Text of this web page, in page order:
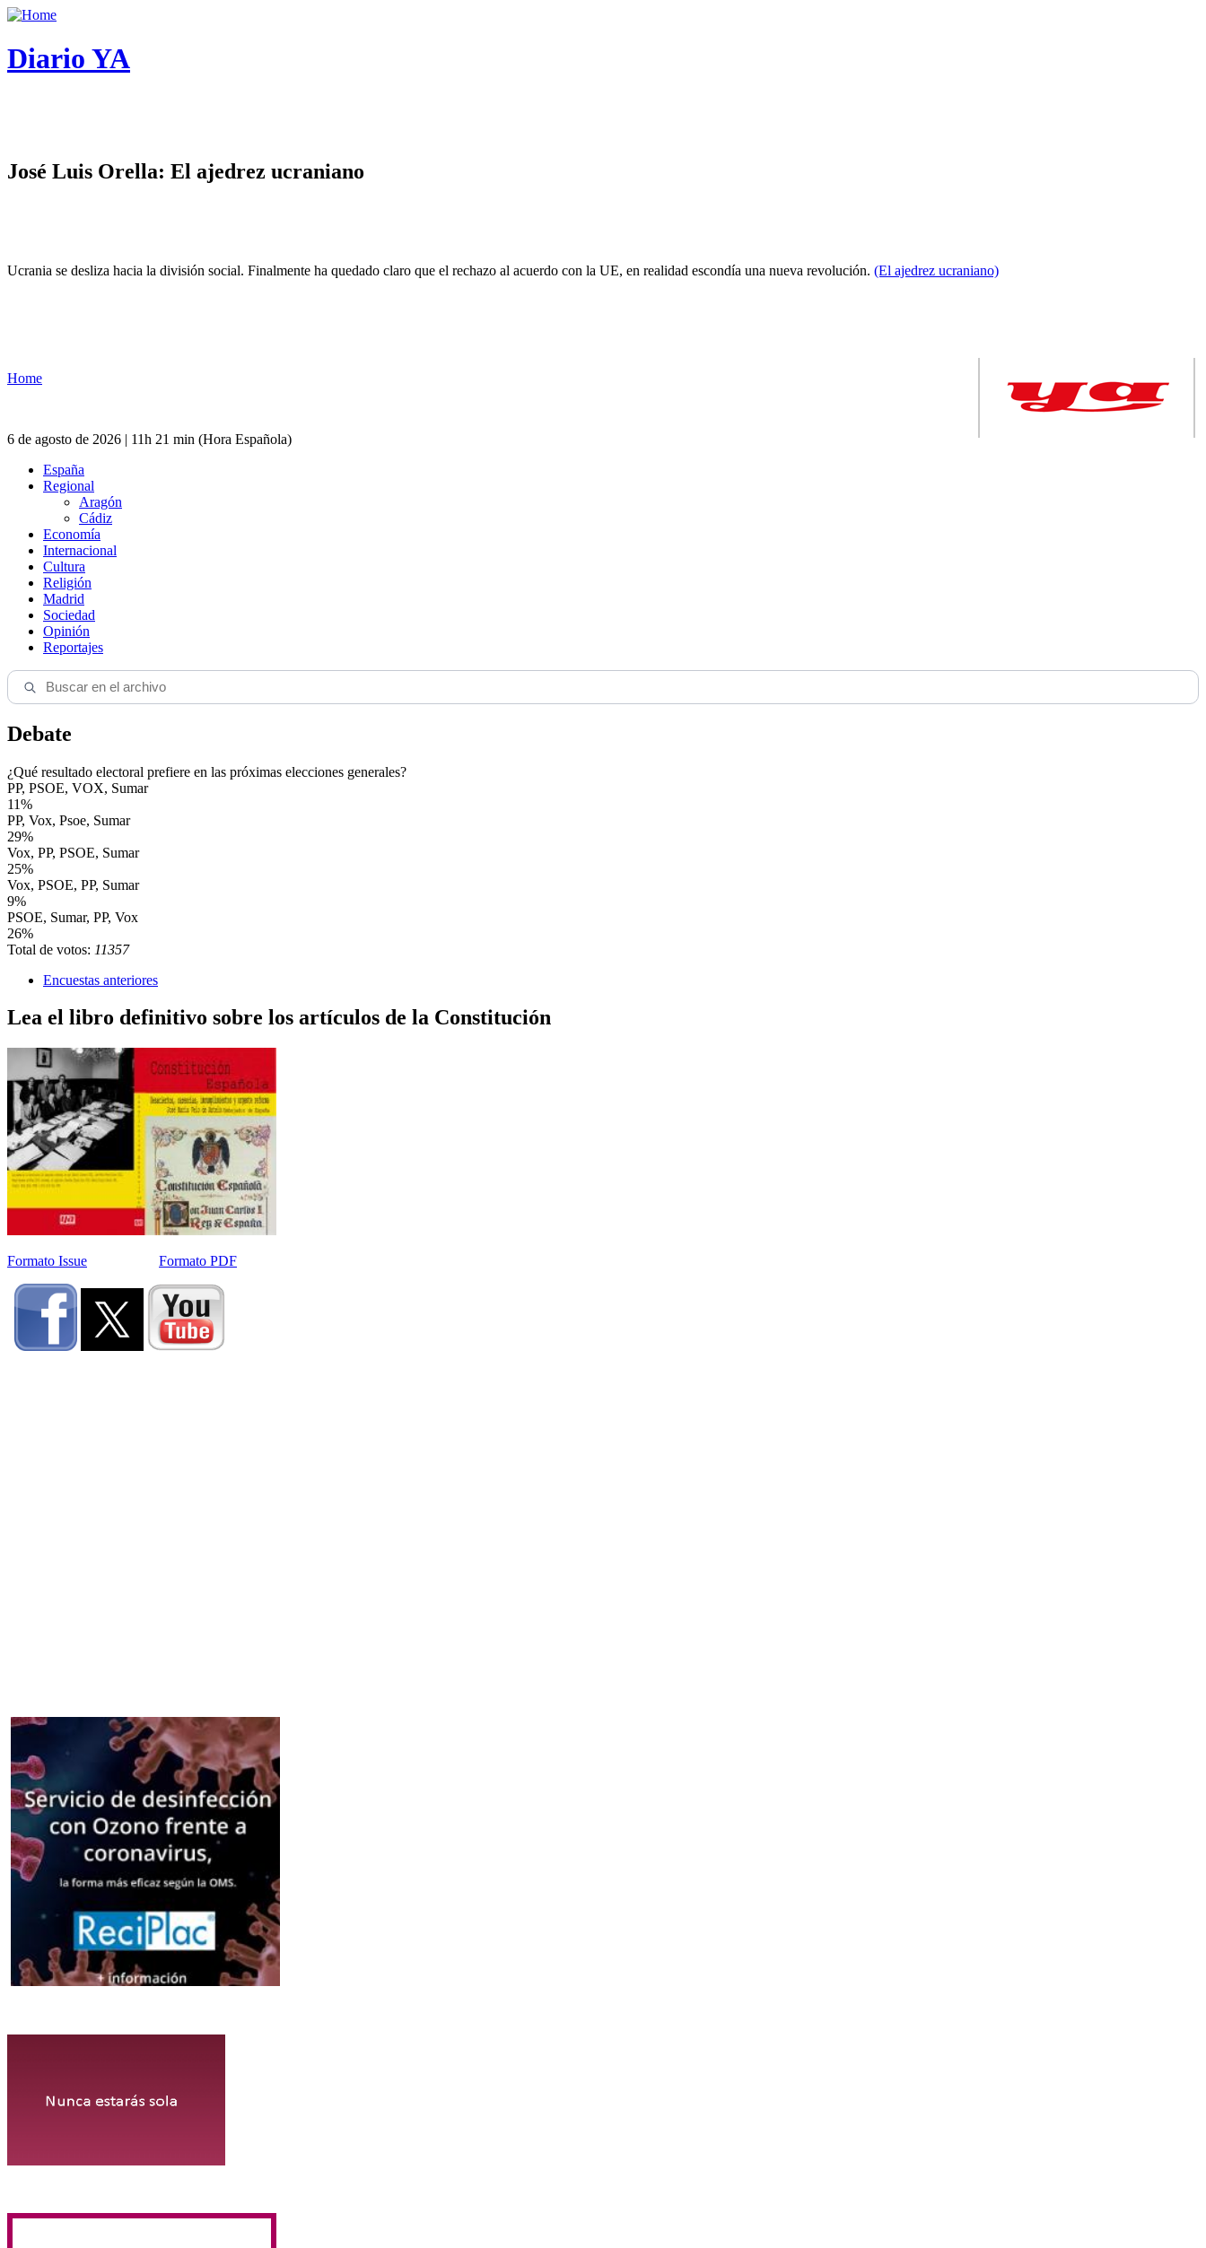
Diario YA
José Luis Orella: El ajedrez ucraniano
Ucrania se desliza hacia la división social. Finalmente ha quedado claro que el rechazo al acuerdo con la UE, en realidad escondía una nueva revolución. (El ajedrez ucraniano)
Home
6 de agosto de 2026 | 11h 21 min (Hora Española)
España
Regional
Aragón
Cádiz
Economía
Internacional
Cultura
Religión
Madrid
Sociedad
Opinión
Reportajes
Debate
¿Qué resultado electoral prefiere en las próximas elecciones generales?
PP, PSOE, VOX, Sumar
11%
PP, Vox, Psoe, Sumar
29%
Vox, PP, PSOE, Sumar
25%
Vox, PSOE, PP, Sumar
9%
PSOE, Sumar, PP, Vox
26%
Total de votos: 11357
Encuestas anteriores
Lea el libro definitivo sobre los artículos de la Constitución
Formato Issue Formato PDF